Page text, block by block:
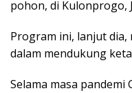
pohon, di Kulonprogo,
Program ini, lanjut dia,
dalam mendukung
Selama masa pandemi